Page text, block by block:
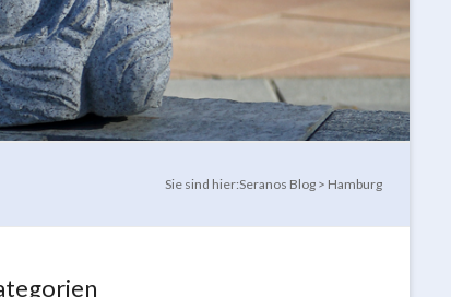
Sie sind hier:Seranos Blog > Hamburg